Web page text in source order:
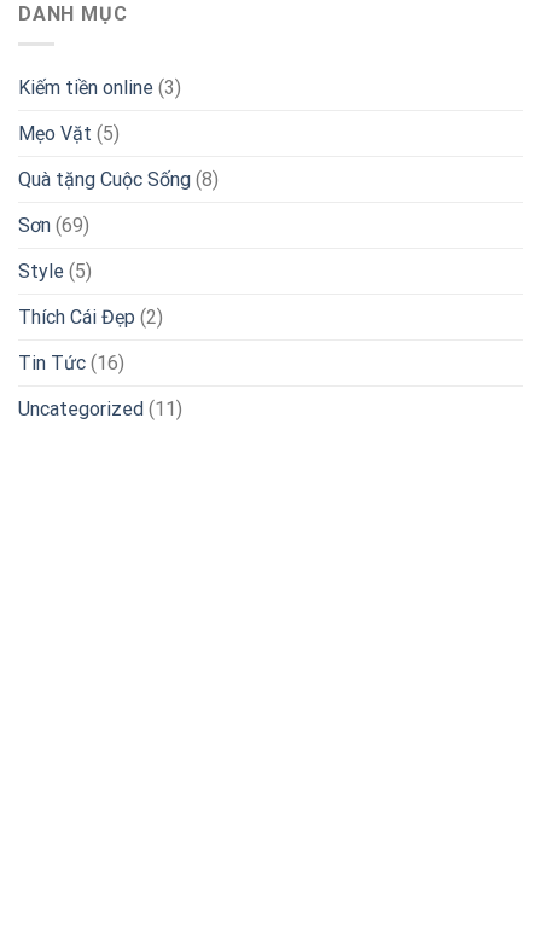
DANH MỤC
Kiếm tiền online (3)
Mẹo Vặt (5)
Quà tặng Cuộc Sống (8)
Sơn (69)
Style (5)
Thích Cái Đẹp (2)
Tin Tức (16)
Uncategorized (11)